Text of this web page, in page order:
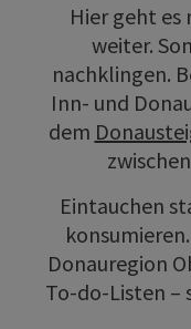
Hier geht es
weiter.
nachklingen.
Inn- und
dem
Eintauchen
Donauregion
To-do-Listen –